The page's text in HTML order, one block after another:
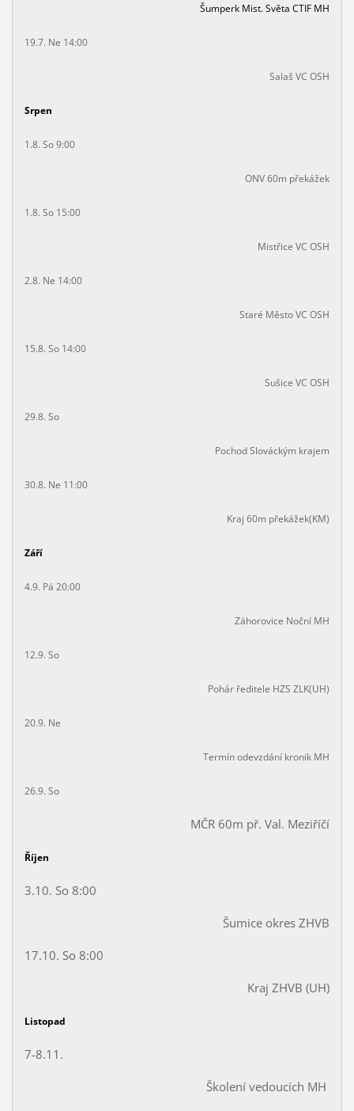
Šumperk Mist. Světa CTIF MH
19.7. Ne 14:00
Salaš VC OSH
Srpen
1.8. So 9:00
ONV 60m překážek
1.8. So 15:00
Mistřice VC OSH
2.8. Ne 14:00
Staré Město VC OSH
15.8. So 14:00
Sušice VC OSH
29.8. So
Pochod Slováckým krajem
30.8. Ne 11:00
Kraj 60m překážek(KM)
Září
4.9. Pá 20:00
Záhorovice Noční MH
12.9. So
Pohár ředitele HZS ZLK(UH)
20.9. Ne
Termín odevzdání kronik MH
26.9. So
MČR 60m př. Val. Meziříčí
Říjen
3.10. So 8:00
Šumice okres ZHVB
17.10. So 8:00
Kraj ZHVB (UH)
Listopad
7-8.11.
Školení vedoucích MH